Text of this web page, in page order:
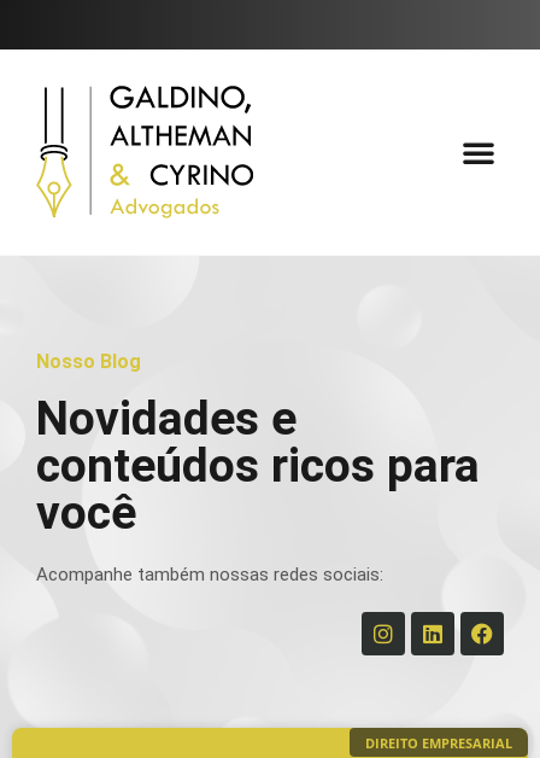
Nosso Blog
Novidades e
conteúdos ricos para
você
Acompanhe também nossas redes sociais:
DIREITO EMPRESARIAL